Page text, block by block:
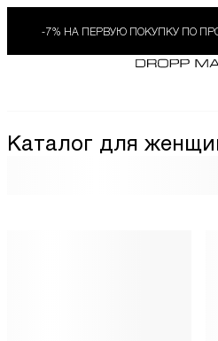
-7% НА ПЕРВУЮ ПОКУПКУ ПО
Каталог для